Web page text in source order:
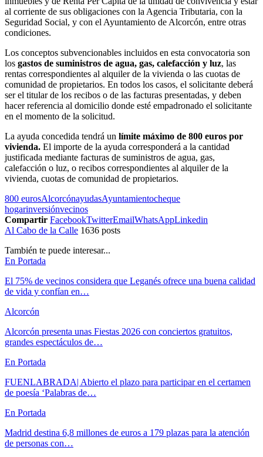
al corriente de sus obligaciones con la Agencia Tributaria, con la
Seguridad Social, y con el Ayuntamiento de Alcorcón, entre otras
condiciones.
Los conceptos subvencionables incluidos en esta convocatoria son
los gastos de suministros de agua, gas, calefacción y luz, las
rentas correspondientes al alquiler de la vivienda o las cuotas de
comunidad de propietarios. En todos los casos, el solicitante deberá
ser el titular de los recibos o de las facturas presentadas, y deben
hacer referencia al domicilio donde esté empadronado el solicitante
en el momento de la solicitud.
La ayuda concedida tendrá un límite máximo de 800 euros por
vivienda. El importe de la ayuda corresponderá a la cantidad
justificada mediante facturas de suministros de agua, gas,
calefacción o luz, o recibos correspondientes al alquiler de la
vivienda, cuotas de comunidad de propietarios.
800 eurosAlcorcónayudasAyuntamientocheque
hogarinversiónvecinos
Compartir FacebookTwitterEmailWhatsAppLinkedin
Al Cabo de la Calle 1636 posts
También te puede interesar...
En Portada
El 75% de vecinos considera que Leganés ofrece una buena calidad
de vida y confían en…
Alcorcón
Alcorcón presenta unas Fiestas 2026 con conciertos gratuitos,
grandes espectáculos de…
En Portada
FUENLABRADA| Abierto el plazo para participar en el certamen
de poesía ‘Palabras de…
En Portada
Madrid destina 6,8 millones de euros a 179 plazas para la atención
de personas con…